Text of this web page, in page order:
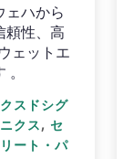
ェハから
頼性、高
ェットエ
スドシグ
クス,セ
ート・パ